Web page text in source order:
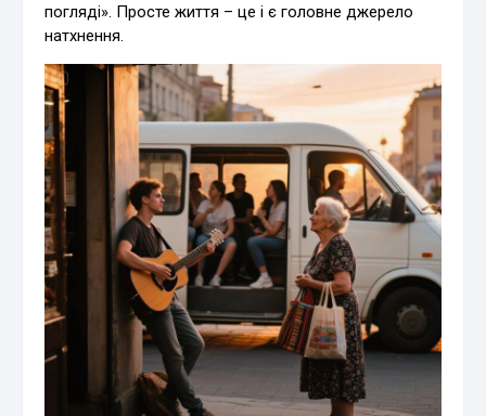
погляді». Просте життя – це і є головне джерело
натхнення.